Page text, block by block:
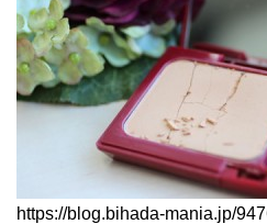
https://blog.bihada-mania.jp/